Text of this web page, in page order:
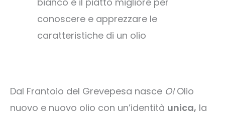
conoscere e apprezzare le
caratteristiche di un olio
Dal Frantoio del Grevepesa nasce O!Olio
nuovo e nuovo olio con un’identità unica, la